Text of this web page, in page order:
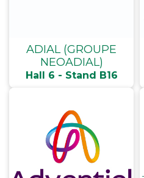
ADIAL (GROUPE
NEOADIAL)
Hall 6 - Stand B16